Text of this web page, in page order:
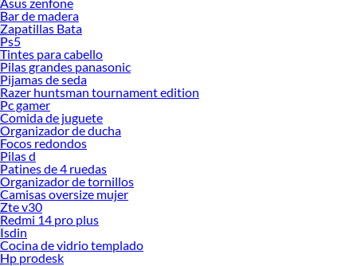
Bar de madera
Zapatillas Bata
Ps5
Tintes para cabello
Pilas grandes panasonic
Pijamas de seda
Razer huntsman tournament edition
Pc gamer
Comida de juguete
Organizador de ducha
Focos redondos
Pilas d
Patines de 4 ruedas
Organizador de tornillos
Camisas oversize mujer
Zte v30
Redmi 14 pro plus
Isdin
Cocina de vidrio templado
Hp prodesk